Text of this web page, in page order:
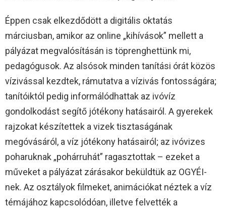
Éppen csak elkezdődött a digitális oktatás
márciusban, amikor az online „kihívások” mellett a
pályázat megvalósításán is töprenghettünk mi,
pedagógusok. Az alsósok minden tanítási órát közös
vízivással kezdtek, rámutatva a vízivás fontosságára;
tanítóiktól pedig informálódhattak az ivóvíz
gondolkodást segítő jótékony hatásairól. A gyerekek
rajzokat készítettek a vizek tisztaságának
megóvásáról, a víz jótékony hatásairól; az ivóvizes
poharuknak „pohárruhát” ragasztottak – ezeket a
műveket a pályázat zárásakor beküldtük az OGYÉI-
nek. Az osztályok filmeket, animációkat néztek a víz
témájához kapcsolódóan, illetve felvették a